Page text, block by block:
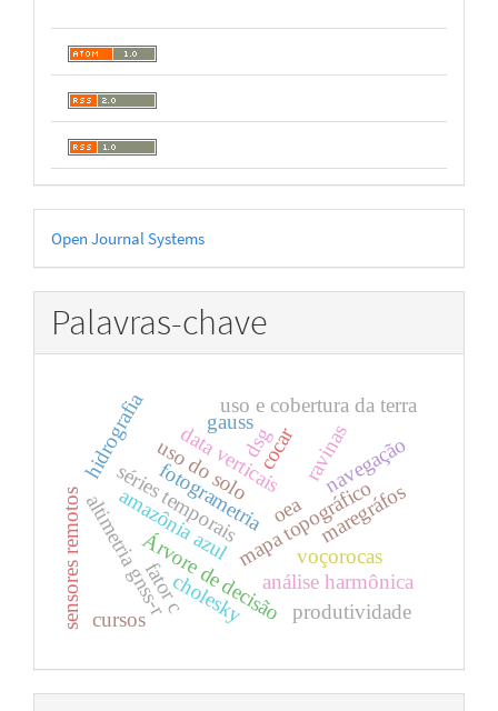
Desenvolvido
por
Open Journal Systems
Palavras-chave
data verticais
amazônia azul voçorocas
ravinas
uso do solo
Árvore de decisão
mapa topográfico
uso e cobertura da terra
análise harmônica
séries temporais
altimetria gnss-r maregráfos
sensores remotos
hidrografia navegação
fotogrametria
cocar
dsg
fator c
gauss
cholesky produtividade
oea
cursos